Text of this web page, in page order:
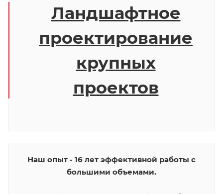
Ландшафтное
проектирование
крупных
проектов
Наш опыт - 16 лет эффективной работы с
большими объемами.